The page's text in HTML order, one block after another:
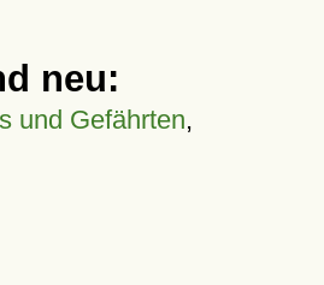
neu:
und Gefährten,